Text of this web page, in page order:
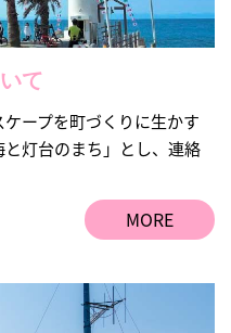
て
ープを町づくりに生かす
灯台のまち」とし、連絡
MORE